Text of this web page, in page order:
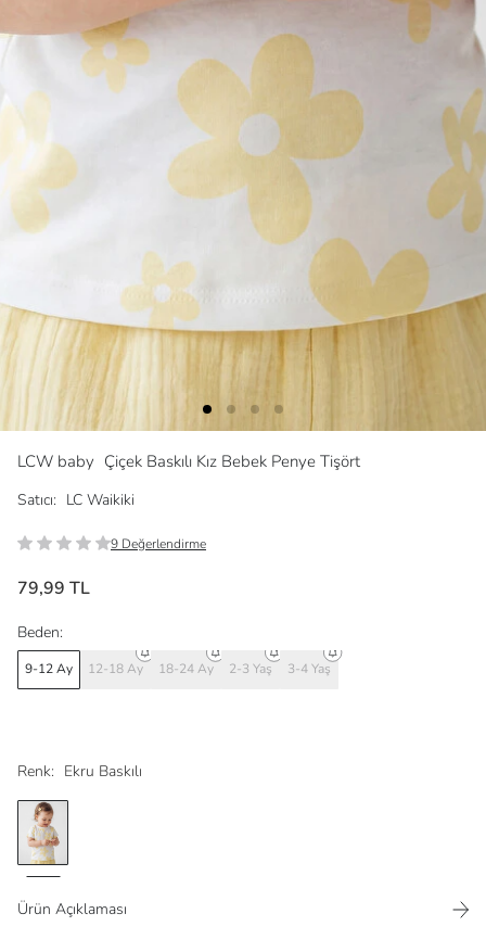
LCW baby Çiçek Baskılı Kız Bebek Penye Tişört
Satıcı: LC Waikiki
9 Değerlendirme
79,99 TL
Renk: Ekru Baskılı
Beden:
9-12 Ay 12-18 Ay 18-24 Ay 2-3 Yaş 3-4 Yaş
Ürün Açıklaması